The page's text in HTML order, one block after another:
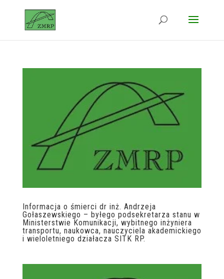
Informacja o śmierci dr inż. Andrzeja
Gołaszewskiego – byłego podsekretarza stanu w
Ministerstwie Komunikacji, wybitnego inżyniera
transportu, naukowca, nauczyciela akademickiego
i wieloletniego działacza SITK RP.